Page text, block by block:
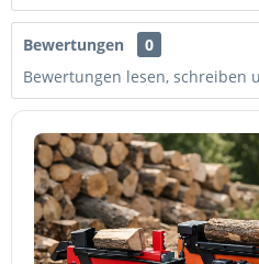
Bewertungen
0
Bewertungen lesen, schreiben